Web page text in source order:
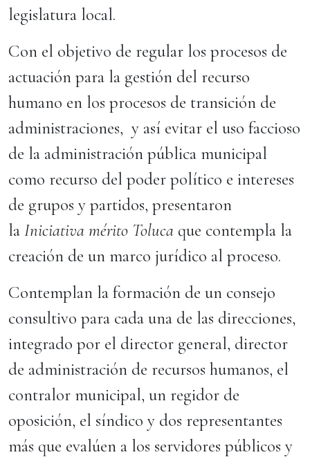
legislatura local.
Con el objetivo de regular los procesos de
actuación para la gestión del recurso
humano en los procesos de transición de
administraciones, y así evitar el uso faccioso
de la administración pública municipal
como recurso del poder político e intereses
de grupos y partidos, presentaron
la Iniciativa mérito Toluca que contempla la
creación de un marco jurídico al proceso.
Contemplan la formación de un consejo
consultivo para cada una de las direcciones,
integrado por el director general, director
de administración de recursos humanos, el
contralor municipal, un regidor de
oposición, el síndico y dos representantes
más que evalúen a los servidores públicos y